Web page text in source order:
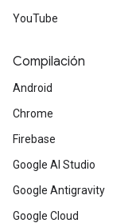
YouTube
Compilación
Android
Chrome
Firebase
Google AI Studio
Google Antigravity
Google Cloud